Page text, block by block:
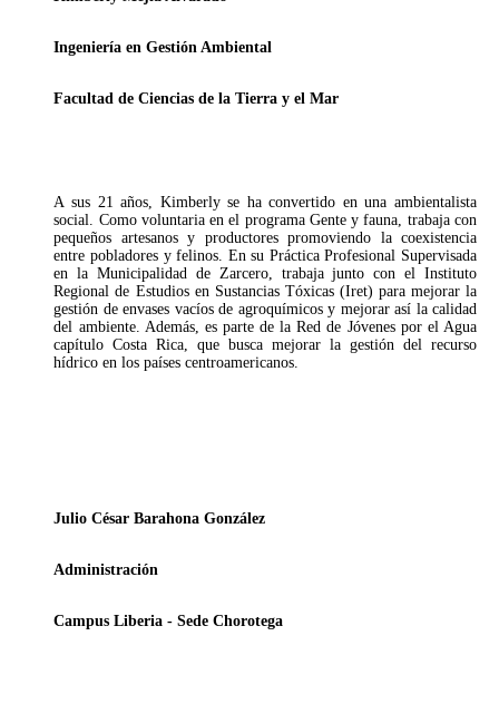
Ingeniería en Gestión Ambiental
Facultad de Ciencias de la Tierra y el Mar
A sus 21 años, Kimberly se ha convertido en una ambientalista
social. Como voluntaria en el programa Gente y fauna, trabaja con
pequeños artesanos y productores promoviendo la coexistencia
entre pobladores y felinos. En su Práctica Profesional Supervisada
en la Municipalidad de Zarcero, trabaja junto con el Instituto
Regional de Estudios en Sustancias Tóxicas (Iret) para mejorar la
gestión de envases vacíos de agroquímicos y mejorar así la calidad
del ambiente. Además, es parte de la Red de Jóvenes por el Agua
capítulo Costa Rica, que busca mejorar la gestión del recurso
hídrico en los países centroamericanos.
Julio César Barahona González
Administración
Campus Liberia - Sede Chorotega